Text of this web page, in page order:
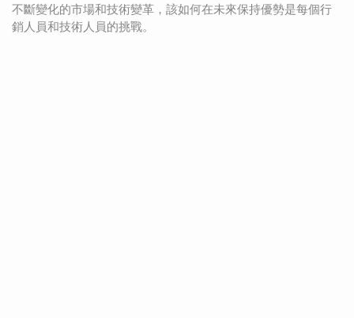
不斷變化的市場和技術變革，該如何在未來保持優勢是每個行
銷人員和技術人員的挑戰。